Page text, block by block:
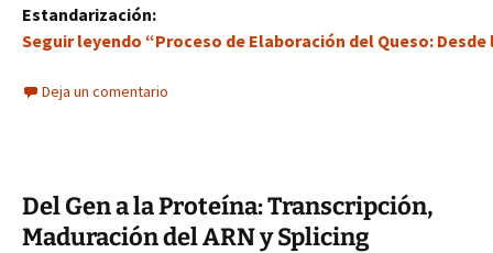
Estandarización:
Seguir leyendo “Proceso de Elaboración del Queso:
Deja un comentario
Del Gen a la Proteína: Transcripción,
Maduración del ARN y Splicing